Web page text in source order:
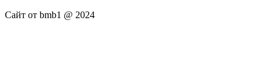
Сайт от bmb1 @ 2024